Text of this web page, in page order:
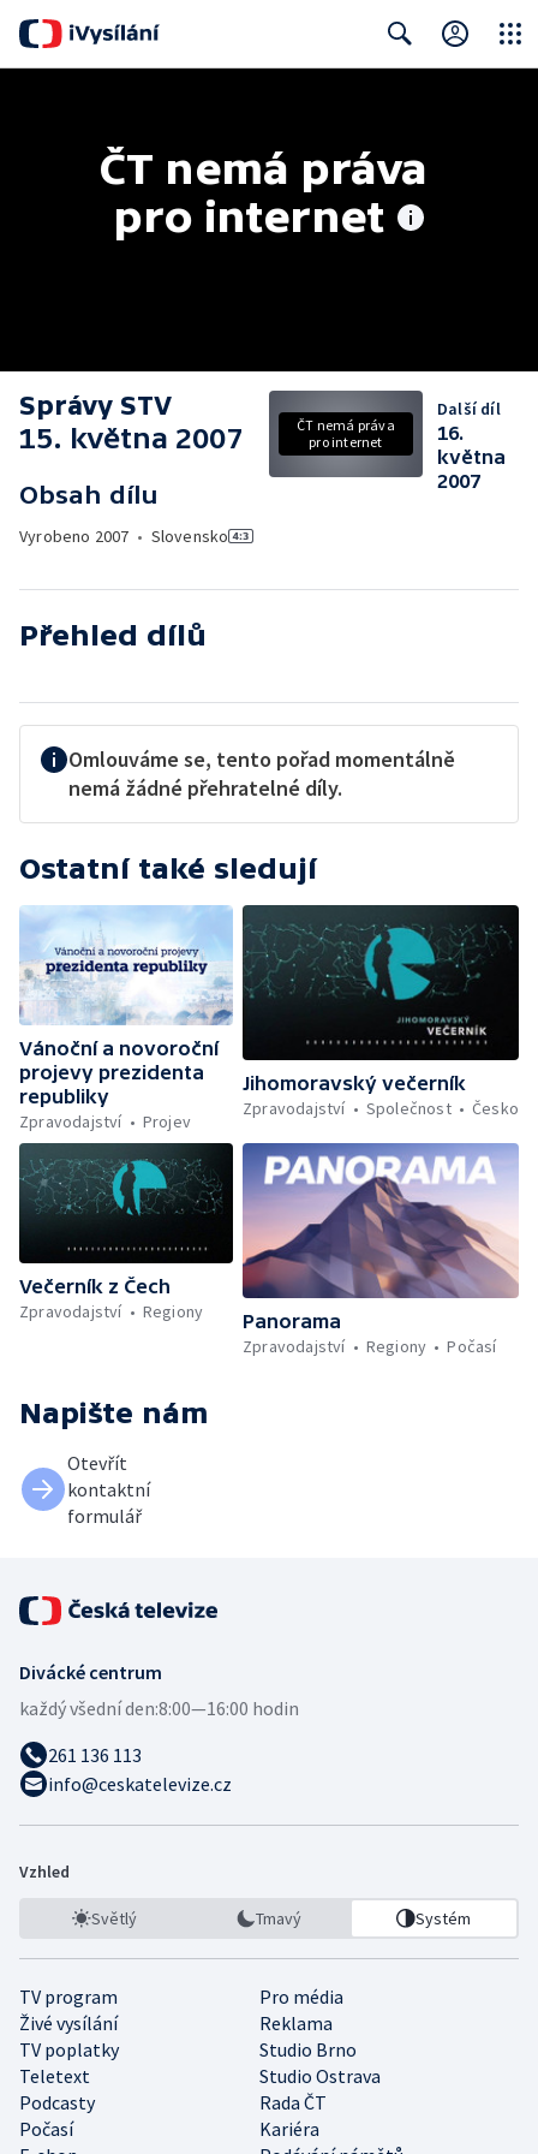
ČT nemá práva
pro internet
Správy STV
15. května 2007
Obsah dílu
Vyrobeno 2007 • Slovensko
ČT nemá práva
pro internet
Další díl
16.
května
2007
Přehled dílů
Omlouváme se, tento pořad momentálně
nemá žádné přehratelné díly.
Ostatní také sledují
Vánoční a novoroční
projevy prezidenta
republiky
Zpravodajství
Projev
Jihomoravský večerník
Zpravodajství
Společnost Česko
Večerník z Čech
Zpravodajství
Regiony
Panorama
Zpravodajství
Regiony Počasí
Napište nám
Otevřít
kontaktní
formulář
Divácké centrum
každý všední den:8:00—16:00 hodin
261 136 113
info@ceskatelevize.cz
Vzhled
Světlý Tmavý Systém
TV program
Pro média
Živé vysílání
Reklama
TV poplatky
Studio Brno
Teletext
Studio Ostrava
Podcasty
Rada ČT
Počasí
Kariéra